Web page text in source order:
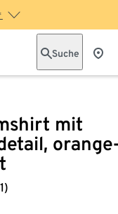
Suche
mit